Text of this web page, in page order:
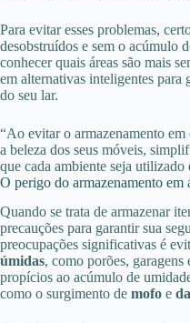
Para evitar esses problemas,
desobstruídos e sem o acúmulo
conhecer quais áreas são mais
em alternativas inteligentes para
do seu lar.
“Ao evitar o armazenamento
a beleza dos seus móveis,
que cada ambiente seja utilizado
O perigo do armazenamento em
Quando se trata de armazenar
precauções para garantir sua
preocupações significativas é
úmidas, como porões, garagens
propícios ao acúmulo de
como o surgimento de mofo e